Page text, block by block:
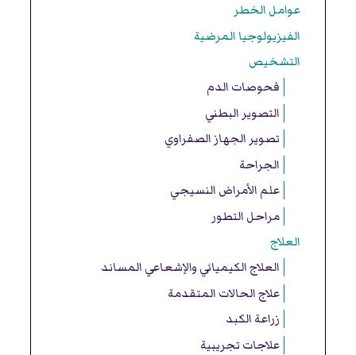
عوامل الخطر
الفيزيولوجيا المرضية
التشخيص
فحوصات الدم
التصوير البطني
تصوير الجهاز الصفراوي
الجراحة
علم الأمراض النسيجي
مراحل التطور
العلاج
العلاج الكيميائي والإشعاعي المساند
علاج الحالات المتقدمة
زراعة الكبد
علاجات تجريبية